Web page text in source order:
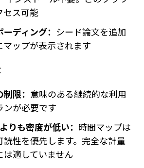
セス可能
ディング： シード論文を追加
マップが表示されます
限： 意味のある継続的な利用
ンが必要です
りも密度が低い： 時間マップは
読性を優先します。完全な計量
は適していません